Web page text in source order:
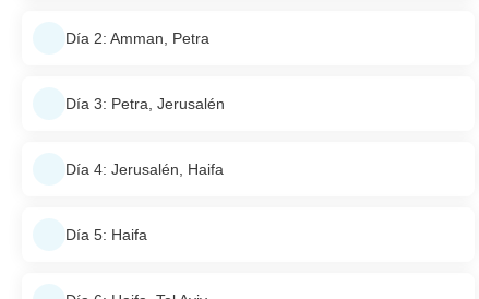
Día 2: Amman, Petra
Día 3: Petra, Jerusalén
Día 4: Jerusalén, Haifa
Día 5: Haifa